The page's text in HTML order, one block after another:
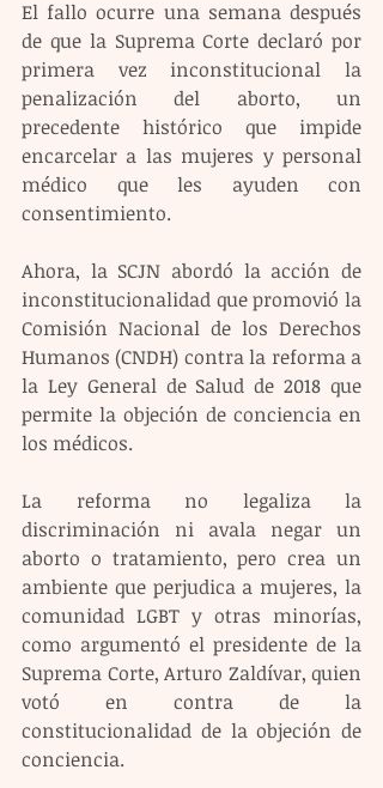
El fallo ocurre una semana después
de que la Suprema Corte declaró por
primera vez inconstitucional la
penalización del aborto, un
precedente histórico que impide
encarcelar a las mujeres y personal
médico que les ayuden con
consentimiento.
Ahora, la SCJN abordó la acción de
inconstitucionalidad que promovió la
Comisión Nacional de los Derechos
Humanos (CNDH) contra la reforma a
la Ley General de Salud de 2018 que
permite la objeción de conciencia en
los médicos.
La reforma no legaliza la
discriminación ni avala negar un
aborto o tratamiento, pero crea un
ambiente que perjudica a mujeres, la
comunidad LGBT y otras minorías,
como argumentó el presidente de la
Suprema Corte, Arturo Zaldívar, quien
votó en contra de la
constitucionalidad de la objeción de
conciencia.